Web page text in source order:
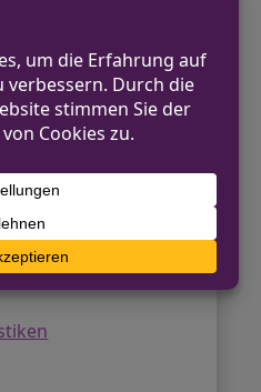
Bundesländern
einer Million
die höchsten
Dies hängt auch
des
Zahlen